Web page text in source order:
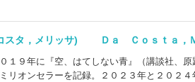
スタ，メリッサ) Ｄａ Ｃｏｓｔａ，Ｍ
０１９年に『空、はてしない青』（講談
リオンセラーを記録。２０２３年と２０２